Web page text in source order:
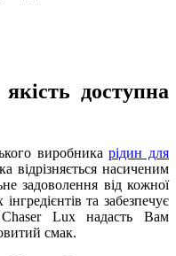
доступна
виробникарідин для
відрізняється насиченим
задоволення від кожної
та забезпечує
Lux надасть Вам
смак.